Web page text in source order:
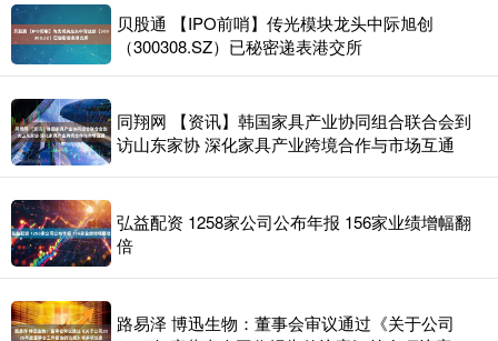
贝股通 【IPO前哨】传光模块龙头中际旭创
（300308.SZ）已秘密递表港交所
同翔网 【资讯】韩国家具产业协同组合联合会到
访山东家协 深化家具产业跨境合作与市场互通
弘益配资 1258家公司公布年报 156家业绩增幅翻
倍
路易泽 博迅生物：董事会审议通过《关于公司